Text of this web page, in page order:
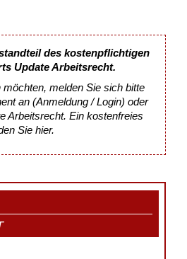
des kostenpflichtigen
Update Arbeitsrecht.
möchten, melden Sie sich bitte
an (Anmeldung / Login) oder
Arbeitsrecht. Ein kostenfreies
Sie hier.